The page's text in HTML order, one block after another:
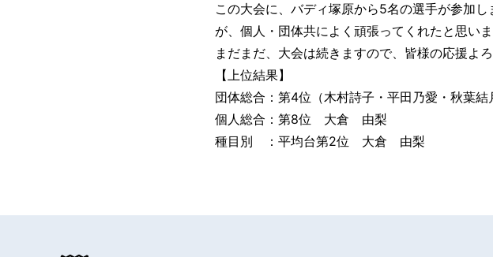
この大会に、バディ塚原から5名の選手が参加
が、個人・団体共によく頑張ってくれたと思いま
まだまだ、大会は続きますので、皆様の応援よ
【上位結果】
団体総合：第4位（木村詩子・平田乃愛・秋葉結
個人総合：第8位 大倉 由梨
種目別 ：平均台第2位 大倉 由梨